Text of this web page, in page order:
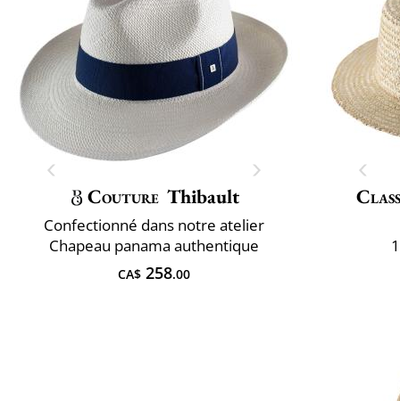
Couture Thibault
Confectionné dans notre atelier
Chapeau panama authentique
CA$ 258.00